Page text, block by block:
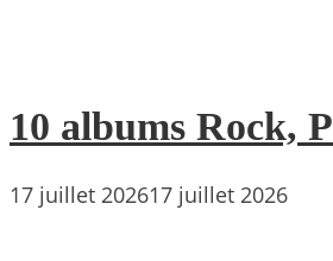
10 albums Rock,
17 juillet 202617 juillet 2026